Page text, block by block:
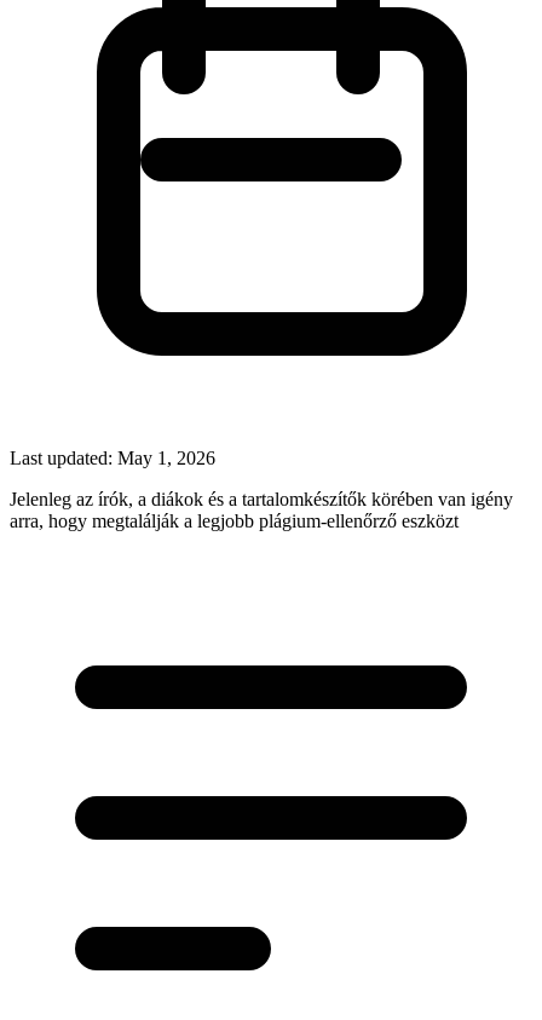
Last updated: May 1, 2026
Jelenleg az írók, a diákok és a tartalomkészítők körében van igény
arra, hogy megtalálják a legjobb plágium-ellenőrző eszközt